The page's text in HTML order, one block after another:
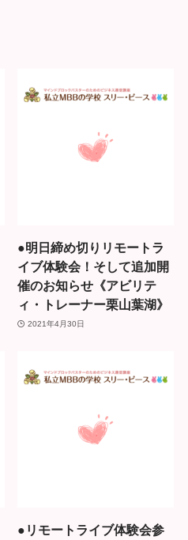
●明日締め切りリモートラ
イブ体験会！そして追加開
催のお知らせ《アビリテ
ィ・トレーナー栗山葉湖》
2021年4月30日
●リモートライブ体験会参